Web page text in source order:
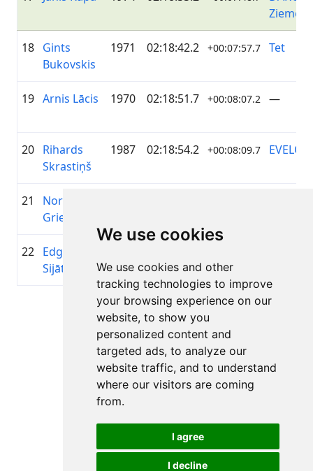
We use cookies
We use cookies and other
tracking technologies to improve
your browsing experience on our
website, to show you
personalized content and
targeted ads, to analyze our
website traffic, and to understand
where our visitors are coming
from.
I agree
I decline
18 Gints
Bukovskis
1971 02:18:42.2 +00:07:57.7 Tet
19 Arnis Lācis 1970 02:18:51.7 +00:08:07.2 —
20 Rihards
Skrastiņš
1987 02:18:54.2 +00:08:09.7 EVELO
21
Normunds
Griestiņš
22 Edgars
Sijāts
Lapa 1 no 1
Kopā 11 Rezultāti
Atpakaļ uz rezultātiem
Visas tiesības aizsargātas. DistantRace